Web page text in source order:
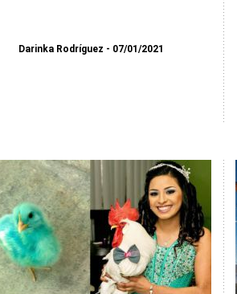
Darinka Rodríguez 07/01/2021